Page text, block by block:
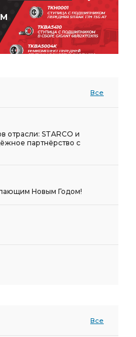
Все
отрасли: STARCO и
партнёрство с
Новым Годом!
Все